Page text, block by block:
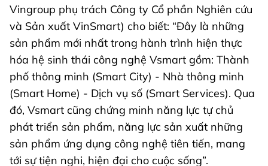
Vingroup phụ trách Công ty Cổ phần Nghiên cứu
và Sản xuất VinSmart) cho biết: “Đây là những
sản phẩm mới nhất trong hành trình hiện thực
hóa hệ sinh thái công nghệ Vsmart gồm: Thành
phố thông minh (Smart City) - Nhà thông minh
(Smart Home) - Dịch vụ số (Smart Services). Qua
đó, Vsmart cũng chứng minh năng lực tự chủ
phát triển sản phẩm, năng lực sản xuất những
sản phẩm ứng dụng công nghệ tiên tiến, mang
tới sự tiện nghi, hiện đại cho cuộc sống”.